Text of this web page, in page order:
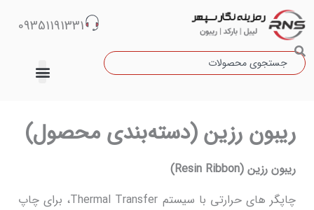
پرش
محتوا
جستجو
09351191331
ریبون رزین (دسته‌بندی محصول)
ریبون رزین (Resin Ribbon)
چاپگر های حرارتی با سیستم Thermal Transfer، برای چاپ